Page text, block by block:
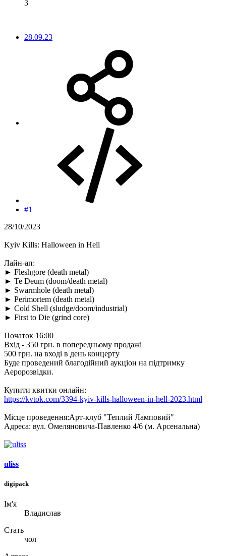
3
28.09.23
#1
28/10/2023
Kyiv Kills: Halloween in Hell
Лайн-ап:
► Fleshgore (death metal)
► Te Deum (doom/death metal)
► Swarmhole (death metal)
► Perimortem (death metal)
► Cold Shell (sludge/doom/industrial)
► First to Die (grind core)
Початок 16:00
Вхід - 350 грн. в попередньому продажі
500 грн. на вході в день концерту
Буде проведений благодійний аукціон на підтримку
Аеророзвідки.
Купити квитки онлайн:
https://kvtok.com/3394-kyiv-kills-halloween-in-hell-2023.html
Місце проведення:Арт-клуб "Теплий Ламповий"
Адреса: вул. Омеляновича-Павленко 4/6 (м. Арсенальна)
uliss
digipack
Ім'я
Владислав
Стать
чол